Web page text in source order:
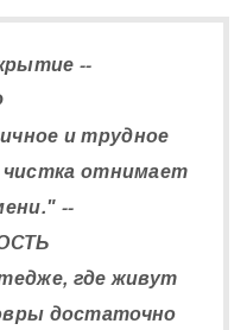
--
и трудное
чистка отнимает
--
где живут
достаточно